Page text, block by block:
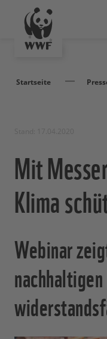
Startseite
Mit
Klima
Webinar